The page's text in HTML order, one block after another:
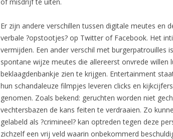
Er zijn andere verschillen tussen digitale meutes en
verbale ?opstootjes? op Twitter of Facebook. Het
vermijden. Een ander verschil met burgerpatrouilles
spontane wijze meutes die allereerst onvrede
beklaagdenbankje zien te krijgen. Entertainment
hun schandaleuze filmpjes leveren clicks en
genomen. Zoals bekend: geruchten worden niet
vechtersbazen de kans feiten te verdraaien. Zo
gelabeld als ?crimineel? kan optreden tegen deze
zichzelf een vrij veld waarin onbekommerd